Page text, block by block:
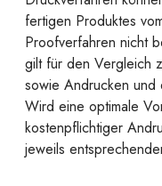
fertigen Produktes
Proofverfahren nicht
gilt für den Vergleich
sowie Andrucken und
Wird eine optimale
kostenpflichtiger
jeweils